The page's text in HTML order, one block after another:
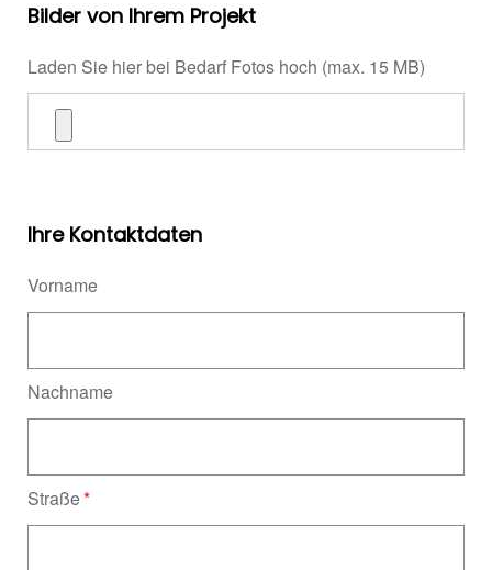
Bilder von Ihrem Projekt
Laden Sie hier bei Bedarf Fotos hoch (max. 15 MB)
Ihre Kontaktdaten
Vorname
Nachname
Straße